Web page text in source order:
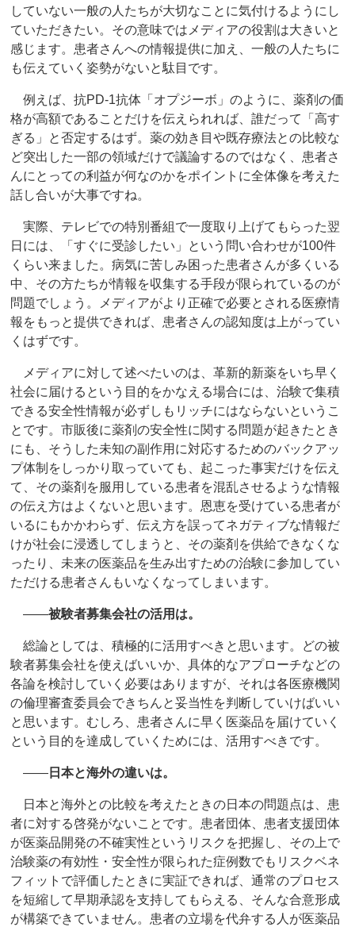
していない一般の人たちが大切なことに気付けるようにし
ていただきたい。その意味ではメディアの役割は大きいと
感じます。患者さんへの情報提供に加え、一般の人たちに
も伝えていく姿勢がないと駄目です。
例えば、抗PD-1抗体「オプジーボ」のように、薬剤の価
格が高額であることだけを伝えられれば、誰だって「高す
ぎる」と否定するはず。薬の効き目や既存療法との比較な
ど突出した一部の領域だけで議論するのではなく、患者さ
んにとっての利益が何なのかをポイントに全体像を考えた
話し合いが大事ですね。
実際、テレビでの特別番組で一度取り上げてもらった翌
日には、「すぐに受診したい」という問い合わせが100件
くらい来ました。病気に苦しみ困った患者さんが多くいる
中、その方たちが情報を収集する手段が限られているのが
問題でしょう。メディアがより正確で必要とされる医療情
報をもっと提供できれば、患者さんの認知度は上がってい
くはずです。
メディアに対して述べたいのは、革新的新薬をいち早く
社会に届けるという目的をかなえる場合には、治験で集積
できる安全性情報が必ずしもリッチにはならないというこ
とです。市販後に薬剤の安全性に関する問題が起きたとき
にも、そうした未知の副作用に対応するためのバックアッ
プ体制をしっかり取っていても、起こった事実だけを伝え
て、その薬剤を服用している患者を混乱させるような情報
の伝え方はよくないと思います。恩恵を受けている患者が
いるにもかかわらず、伝え方を誤ってネガティブな情報だ
けが社会に浸透してしまうと、その薬剤を供給できなくな
ったり、未来の医薬品を生み出すための治験に参加してい
ただける患者さんもいなくなってしまいます。
――被験者募集会社の活用は。
総論としては、積極的に活用すべきと思います。どの被
験者募集会社を使えばいいか、具体的なアプローチなどの
各論を検討していく必要はありますが、それは各医療機関
の倫理審査委員会できちんと妥当性を判断していけばいい
と思います。むしろ、患者さんに早く医薬品を届けていく
という目的を達成していくためには、活用すべきです。
―― 日本と海外の違いは。
日本と海外との比較を考えたときの日本の問題点は、患
者に対する啓発がないことです。患者団体、患者支援団体
が医薬品開発の不確実性というリスクを把握し、その上で
治験薬の有効性・安全性が限られた症例数でもリスクベネ
フィットで評価したときに実証できれば、通常のプロセス
を短縮して早期承認を支持してもらえる、そんな合意形成
が構築できていません。患者の立場を代弁する人が医薬品